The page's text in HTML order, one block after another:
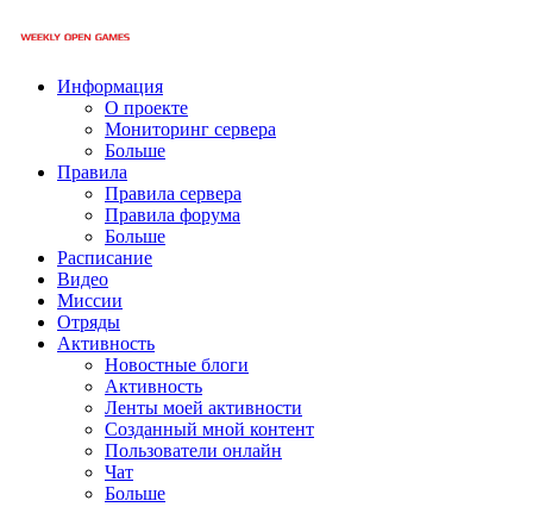
Информация
О проекте
Мониторинг сервера
Больше
Правила
Правила сервера
Правила форума
Больше
Расписание
Видео
Миссии
Отряды
Активность
Новостные блоги
Активность
Ленты моей активности
Созданный мной контент
Пользователи онлайн
Чат
Больше